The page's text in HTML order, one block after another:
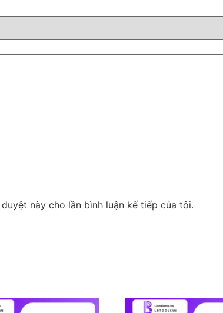
này cho lần bình luận kế tiếp của tôi.